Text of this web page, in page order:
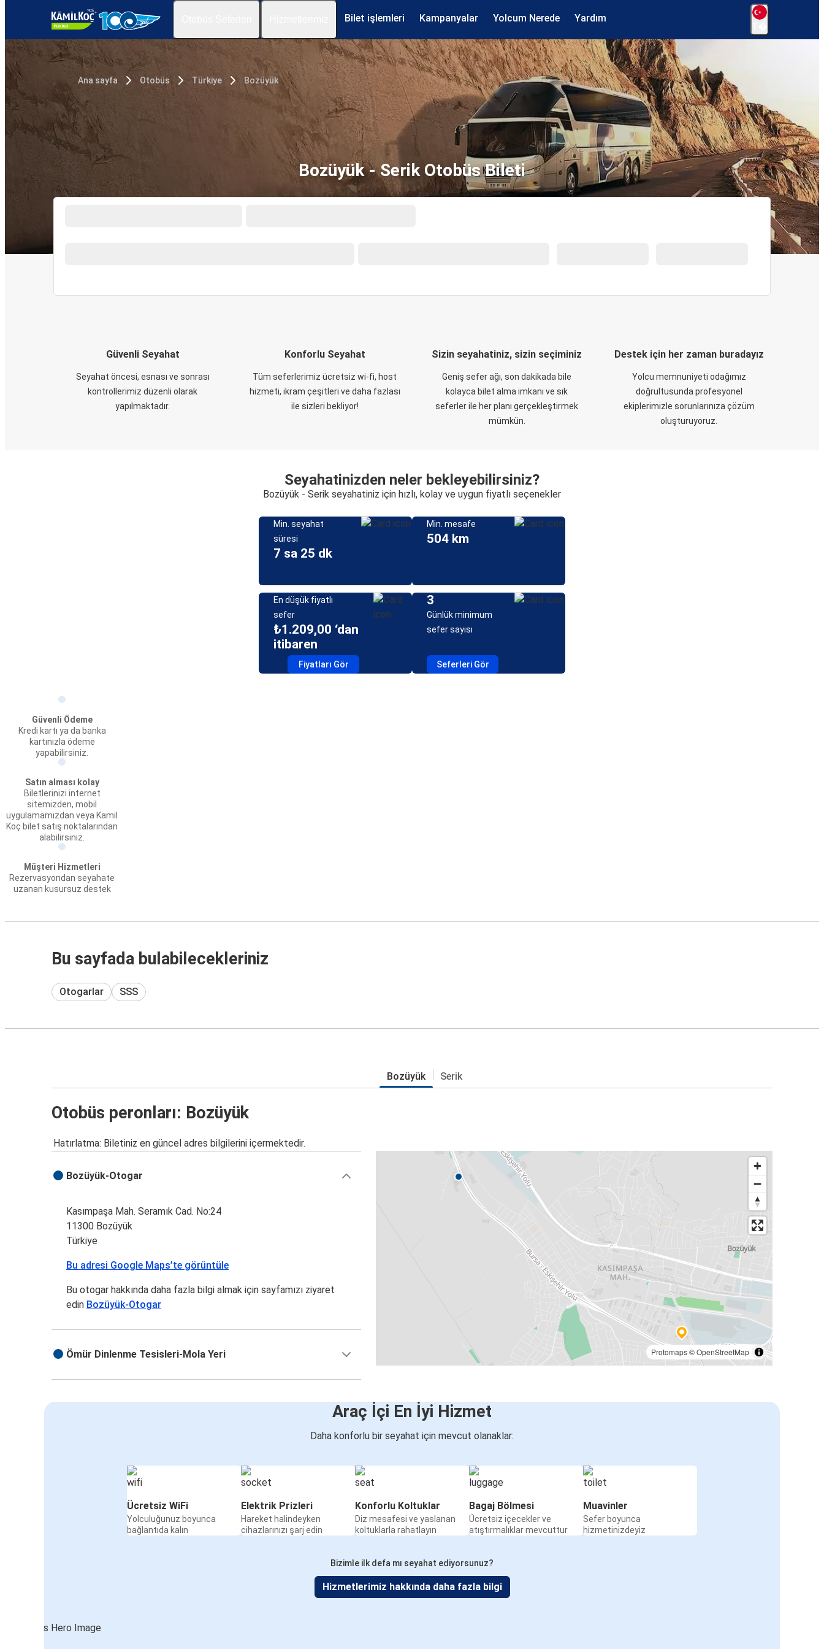
Bilet işlemleri Kampanyalar Yolcum Nerede Yardım
Ana sayfa Otobüs Türkiye Bozüyük
Bozüyük - Serik Otobüs Bileti
Güvenli Seyahat
Seyahat öncesi, esnası ve sonrası
kontrollerimiz düzenli olarak
yapılmaktadır.
Konforlu Seyahat
Tüm seferlerimiz ücretsiz wi-fi, host
hizmeti, ikram çeşitleri ve daha fazlası
ile sizleri bekliyor!
Sizin seyahatiniz, sizin seçiminiz
Geniş sefer ağı, son dakikada bile
kolayca bilet alma imkanı ve sık
seferler ile her planı gerçekleştirmek
mümkün.
Destek için her zaman buradayız
Yolcu memnuniyeti odağımız
doğrultusunda profesyonel
ekiplerimizle sorunlarınıza çözüm
oluşturuyoruz.
Seyahatinizden neler bekleyebilirsiniz?
Bozüyük - Serik seyahatiniz için hızlı, kolay ve uygun fiyatlı seçenekler
Min. seyahat
süresi
7 sa 25 dk
Min. mesafe
504 km
En düşük fiyatlı
sefer
₺1.209,00 ‘dan
itibaren
Fiyatları Gör
3
Günlük minimum
sefer sayısı
Seferleri Gör
Güvenli Ödeme
Kredi kartı ya da banka
kartınızla ödeme
yapabilirsiniz.
Satın alması kolay
Biletlerinizi internet
sitemizden, mobil
uygulamamızdan veya Kamil
Koç bilet satış noktalarından
alabilirsiniz.
Müşteri Hizmetleri
Rezervasyondan seyahate
uzanan kusursuz destek
Bu sayfada bulabilecekleriniz
Otogarlar SSS
Bozüyük Serik
Otobüs peronları: Bozüyük
Hatırlatma: Biletiniz en güncel adres bilgilerini içermektedir.
Protomaps©OpenStreetMap
Bozüyük-Otogar
Kasımpaşa Mah. Seramık Cad. No:24
11300 Bozüyük
Türkiye
Bu adresi Google Maps’te görüntüle
Bu otogar hakkında daha fazla bilgi almak için sayfamızı ziyaret
edin Bozüyük-Otogar
Ömür Dinlenme Tesisleri-Mola Yeri
Araç İçi En İyi Hizmet
Daha konforlu bir seyahat için mevcut olanaklar:
Ücretsiz WiFi
Yolculuğunuz boyunca
bağlantıda kalın
Elektrik Prizleri
Hareket halindeyken
cihazlarınızı şarj edin
Konforlu Koltuklar
Diz mesafesi ve yaslanan
koltuklarla rahatlayın
Bagaj Bölmesi
Ücretsiz içecekler ve
atıştırmalıklar mevcuttur
Muavinler
Sefer boyunca
hizmetinizdeyiz
Bizimle ilk defa mı seyahat ediyorsunuz?
Hizmetlerimiz hakkında daha fazla bilgi